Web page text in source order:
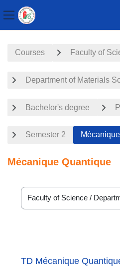
Side panel
Courses Faculty of
Department of Materials
Bachelor's degree
Semester 2
Mécanique Quantique
Course categories
TD Mécanique